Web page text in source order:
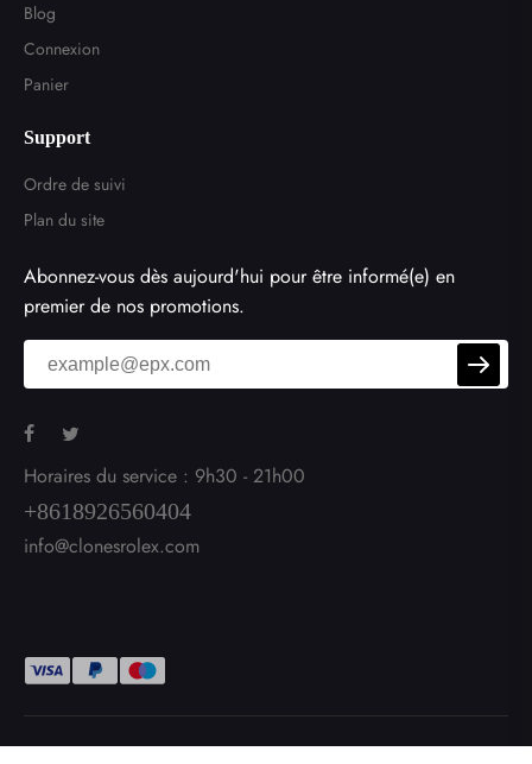
Blog
Connexion
Panier
Support
Ordre de suivi
Plan du site
Abonnez-vous dès aujourd'hui pour être informé(e) en
premier de nos promotions.
Horaires du service : 9h30 - 21h00
+8618926560404
info@clonesrolex.com